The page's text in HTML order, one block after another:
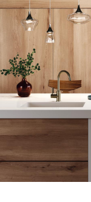
Lichtplanung
Referenzen
Marken
Ratgeber
Sale